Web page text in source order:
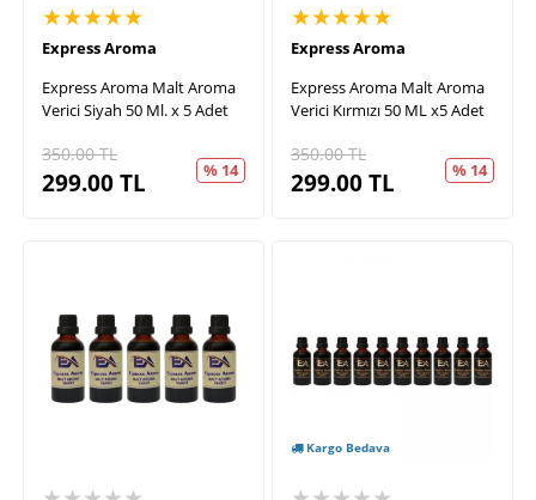
★★★★★
Express Aroma
Express Aroma Malt Aroma
Verici Siyah 50 Ml. x 5 Adet
350.00TL
299.00TL % 14
★★★★★
Express Aroma
Express Aroma Malt Aroma
Verici Kırmızı 50 ML x5 Adet
350.00TL
299.00TL % 14
Kargo Bedava